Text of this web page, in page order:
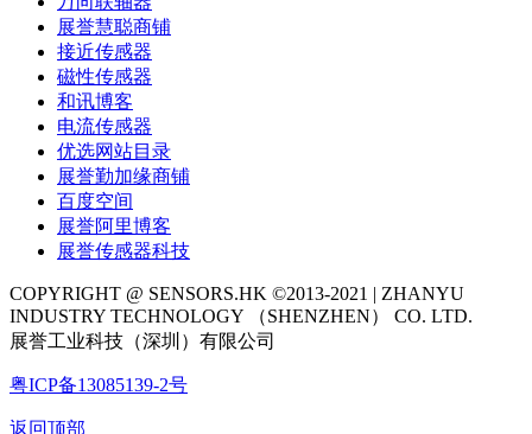
展誉慧聪商铺
接近传感器
磁性传感器
和讯博客
电流传感器
优选网站目录
展誉勤加缘商铺
百度空间
展誉阿里博客
展誉传感器科技
COPYRIGHT @ SENSORS.HK ©2013-2021 | ZHANYU
INDUSTRY TECHNOLOGY （SHENZHEN） CO. LTD.
展誉工业科技（深圳）有限公司
粤ICP备13085139-2号
返回顶部